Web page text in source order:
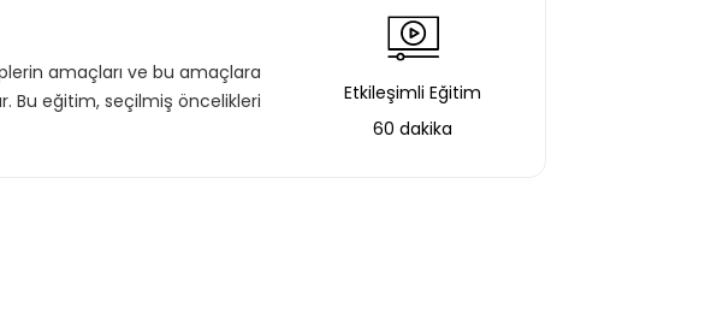
amaçları ve bu amaçlara
Bu eğitim, seçilmiş öncelikleri
Etkileşimli Eğitim
60 dakika